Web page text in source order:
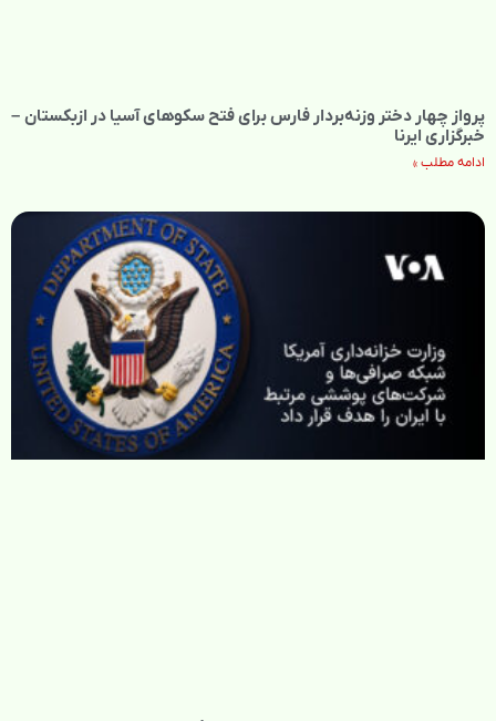
پرواز چهار دختر وزنه‌بردار فارس برای فتح سکوهای آسیا در ازبکستان –
خبرگزاری ایرنا
ادامه مطلب »